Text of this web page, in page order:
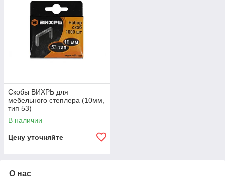
Скобы ВИХРЬ для
мебельного степлера (10мм,
тип 53)
В наличии
Цену уточняйте
О нас